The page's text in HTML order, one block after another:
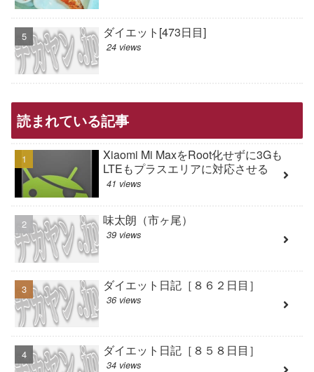
ダイエット[473日目]
24 views
読まれている記事
Xiaomi Mi MaxをRoot化せずに3Gも
LTEもプラスエリアに対応させる
41 views
味太朗（市ヶ尾）
39 views
ダイエット日記［８６２日目］
36 views
ダイエット日記［８５８日目］
34 views